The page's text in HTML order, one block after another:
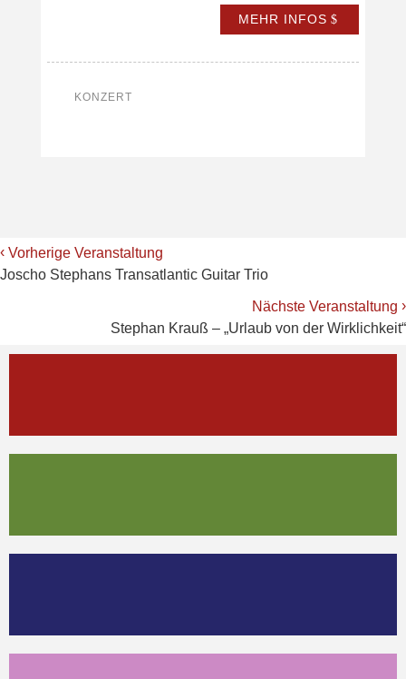
MEHR INFOS
KONZERT
‹ Vorherige Veranstaltung
Joscho Stephans Transatlantic Guitar Trio
Nächste Veranstaltung ›
Stephan Krauß – „Urlaub von der Wirklichkeit“